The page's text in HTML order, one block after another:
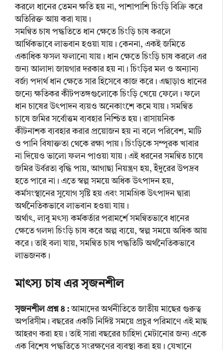
করলে ধানের তেমন ক্ষতি হয় না, পাশাপাশি চিংড়ি বিক্রি করে
অতিরিক্ত আয় করা যায়।
সমন্বিত চাষ পদ্ধতিতে ধান ক্ষেতে চিংড়ি চাষ করলে
আর্থিকভাবে লাভবান হওয়া যায়। কেননা, একই জমিতে
একাধিক ফসল ফলানো যায়। ধান ক্ষেতে চিংড়ি চাষ করলে এর
জন্য আলাদা জায়গার দরকার হয় না। চিংড়ির মল ও অন্যান্য
বর্জ্য পদার্থ ধান ক্ষেতে সার হিসেবে কাজ করে। এছাড়াও ধানের
জন্যে ক্ষতিকর কীটপতঙ্গগুলোকে চিংড়ি খেয়ে ফেলে। ফলে
ধান চাষের উৎপাদন ব্যয়ও অনেকাংশে কমে যায়। সমন্বিত
চাষে জমির সর্বোত্তম ব্যবহার নিশ্চিত হয়। রাসায়নিক
কীটনাশক ব্যবহার করার প্রয়োজন হয় না বলে পরিবেশ, মাটি
ও পানি বিষাক্ততা থেকে রক্ষা পায়। চিংড়িকে সম্পূরক খাবার
না দিয়েও ভালো ফলন পাওয়া যায়। এই ধরনের সমন্বিত চাষে
জমির উর্বরতা বৃদ্ধি পায়, আগাছা নিয়ন্ত্রণ হয়, ইঁদুরের উপদ্রব
হতে পারে না। এতে স্বল্প সময়ে অধিক উৎপাদন হয়,
কর্মসংস্থানের সুযোগ সৃষ্টি হয় এবং সামগ্রিক উৎপাদন দ্বারা
অর্থনৈতিকভাবে লাভবান হওয়া যায়।
অর্থাৎ, লাবু মৎস্য কর্মকর্তার পরামর্শে সমন্বিতভাবে ধানের
ক্ষেতে গলদা চিংড়ি চাষ করে অল্প ব্যয়ে, স্বল্প সময়ে অধিক আয়
করে। তাই বলা যায়, সমন্বিত চাষ পদ্ধতিটি অর্থনৈতিকভাবে
লাভজনক।
মাৎস্য চাষ এর সৃজনশীল
সৃজনশীল প্রশ্ন ৪ :আমাদের অর্থনীতিতে জাতীয় মাছের গুরুত্ব
অপরিসীম। বছরের একটি নির্দিষ্ট সময়ে প্রচুর পরিমাণে এই মাছ
আহরণ করা হয়। তাই সারা বছরের চাহিদা মেটানোর জন্য একে
এক বিশেষ পদ্ধতিতে সংরক্ষণের ব্যবস্থা করা হয়। যেখানে